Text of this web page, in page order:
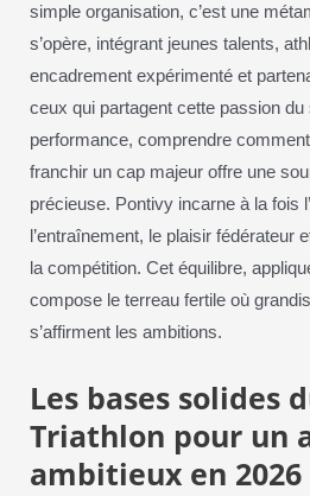
simple organisation, c’est une
s’opère, intégrant jeunes talents,
encadrement expérimenté et
ceux qui partagent cette passion du
performance, comprendre
franchir un cap majeur offre une
précieuse. Pontivy incarne à la fois
l’entraînement, le plaisir fédérateur
la compétition. Cet équilibre,
compose le terreau fertile où
s’affirment les ambitions.
Les bases solides
Triathlon pour un
ambitieux en 2026